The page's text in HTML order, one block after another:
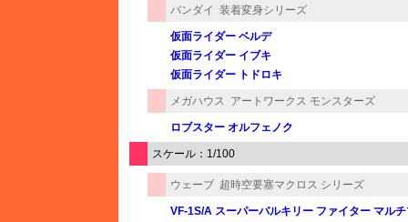
バンダイ 装着変身シリーズ
仮面ライダー ベルデ
仮面ライダー イブキ
仮面ライダー トドロキ
メガハウス アートワークス モンスターズ
ロブスター オルフェノク
スケール：1/100
ウェーブ 超時空要塞マクロス シリーズ
VF-1S/A スーパーバルキリー ファイター マル